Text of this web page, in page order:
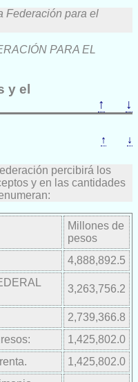
Federación para el
PARA EL
y el
↑ ↓
↑ ↓
percibirá los
y en las cantidades
Millones de
pesos
4,888,892.5
3,263,756.2
2,739,366.8
1,425,802.0
1,425,802.0